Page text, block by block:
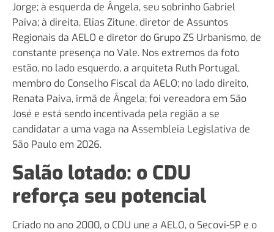
Jorge; à esquerda de Ângela, seu sobrinho Gabriel
Paiva; à direita, Elias Zitune, diretor de Assuntos
Regionais da AELO e diretor do Grupo ZS Urbanismo, de
constante presença no Vale. Nos extremos da foto
estão, no lado esquerdo, a arquiteta Ruth Portugal,
membro do Conselho Fiscal da AELO; no lado direito,
Renata Paiva, irmã de Ângela; foi vereadora em São
José e está sendo incentivada pela região a se
candidatar a uma vaga na Assembleia Legislativa de
São Paulo em 2026.
Salão lotado: o CDU
reforça seu potencial
Criado no ano 2000, o CDU une a AELO, o Secovi-SP e o